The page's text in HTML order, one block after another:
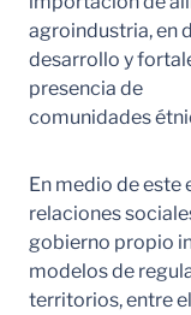
agroindustria, en
desarrollo y
presencia de
comunidades
En medio de este
relaciones
gobierno propio
modelos de
territorios, entre